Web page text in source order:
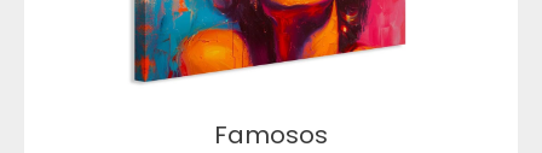
Famosos